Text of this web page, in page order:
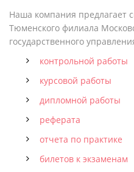
Наша компания предлагает
Тюменского филиала
государственного
контрольной работы
курсовой работы
дипломной работы
реферата
отчета по практике
билетов к экзаменам